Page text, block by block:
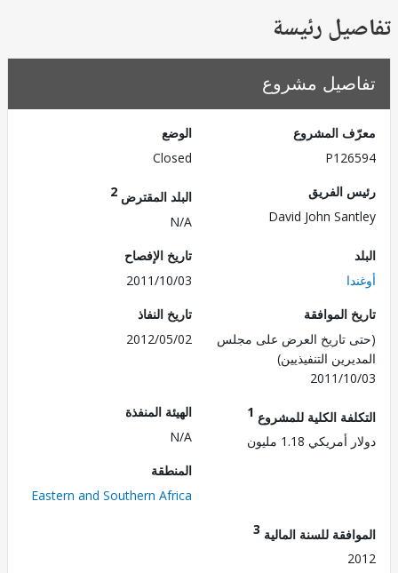
رئيسة
مشروع
المشروع
الفريق
David John
البلد المقترض
تاريخ الإفصاح
2011/10/03
الموافقة
تاريخ العرض على مجلس
التنفيذيين)
2011/
تاريخ النفاذ
2012/05/02
الكلية للمشروع1
1.18 مليون
الهيئة المنفذة
Eastern and Southern Africa
للسنة المالية3